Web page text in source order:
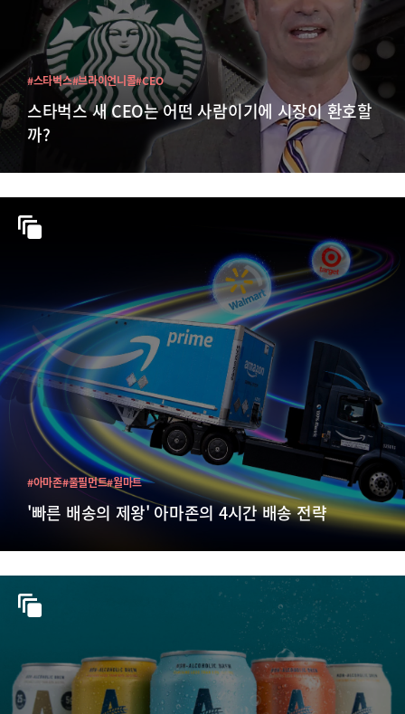
스타벅스 새 CEO는 어떤 사람이기에 시장이 환호할
까?
#스타벅스#브라이언니콜#CEO
'빠른 배송의 제왕' 아마존의 4시간 배송 전략
#아마존#풀필먼트#월마트